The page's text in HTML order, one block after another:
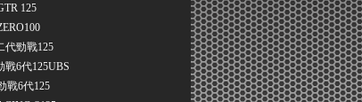
125
勁戰125
6代125UBS
戰6代125